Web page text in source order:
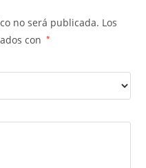
no será publicada. Los
con
*